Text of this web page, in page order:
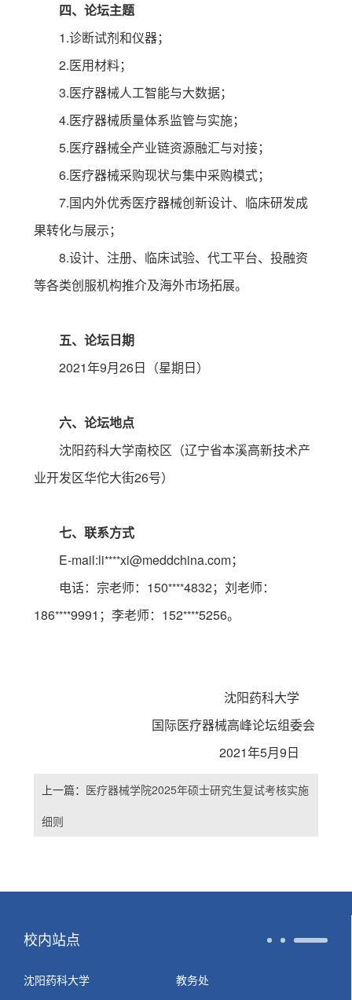
四、论坛主题
1.诊断试剂和仪器；
2.医用材料；
3.医疗器械人工智能与大数据；
4.医疗器械质量体系监管与实施；
5.医疗器械全产业链资源融汇与对接；
6.医疗器械采购现状与集中采购模式；
7.国内外优秀医疗器械创新设计、临床研发成
果转化与展示；
8.设计、注册、临床试验、代工平台、投融资
等各类创服机构推介及海外市场拓展。
五、论坛日期
2021年9月26日（星期日）
六、论坛地点
沈阳药科大学南校区（辽宁省本溪高新技术产
业开发区华佗大街26号）
七、联系方式
E-mail:li****xi@meddchina.com；
电话：宗老师：150****4832；刘老师：
186****9991；李老师：152****5256。
沈阳药科大学
国际医疗器械高峰论坛组委会
2021年5月9日
上一篇： 医疗器械学院2025年硕士研究生复试考核实施
细则
校内站点
沈阳药科大学
教务处